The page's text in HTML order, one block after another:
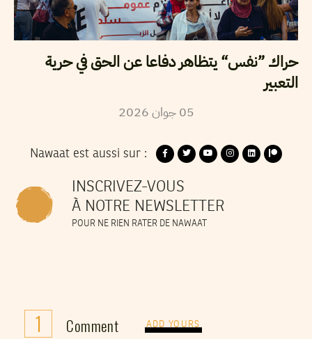
حراك ”نفس“ يتظاهر دفاعا عن الحق في حرية
التعبير
05 جوان2026
Nawaat est aussi sur :
INSCRIVEZ-VOUS
À NOTRE NEWSLETTER
POUR NE RIEN RATER DE NAWAAT
1 Comment ADD YOURS